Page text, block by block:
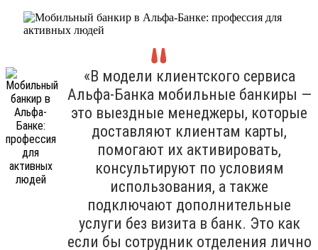
«В модели клиентского сервиса
Альфа-Банка мобильные банкиры —
это выездные менеджеры, которые
доставляют клиентам карты,
помогают их активировать,
консультируют по условиям
использования, а также
подключают дополнительные
услуги без визита в банк. Это как
если бы сотрудник отделения лично